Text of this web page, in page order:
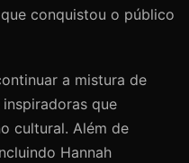
conquistou o público
a mistura de
que
cultural. Além de
Hannah